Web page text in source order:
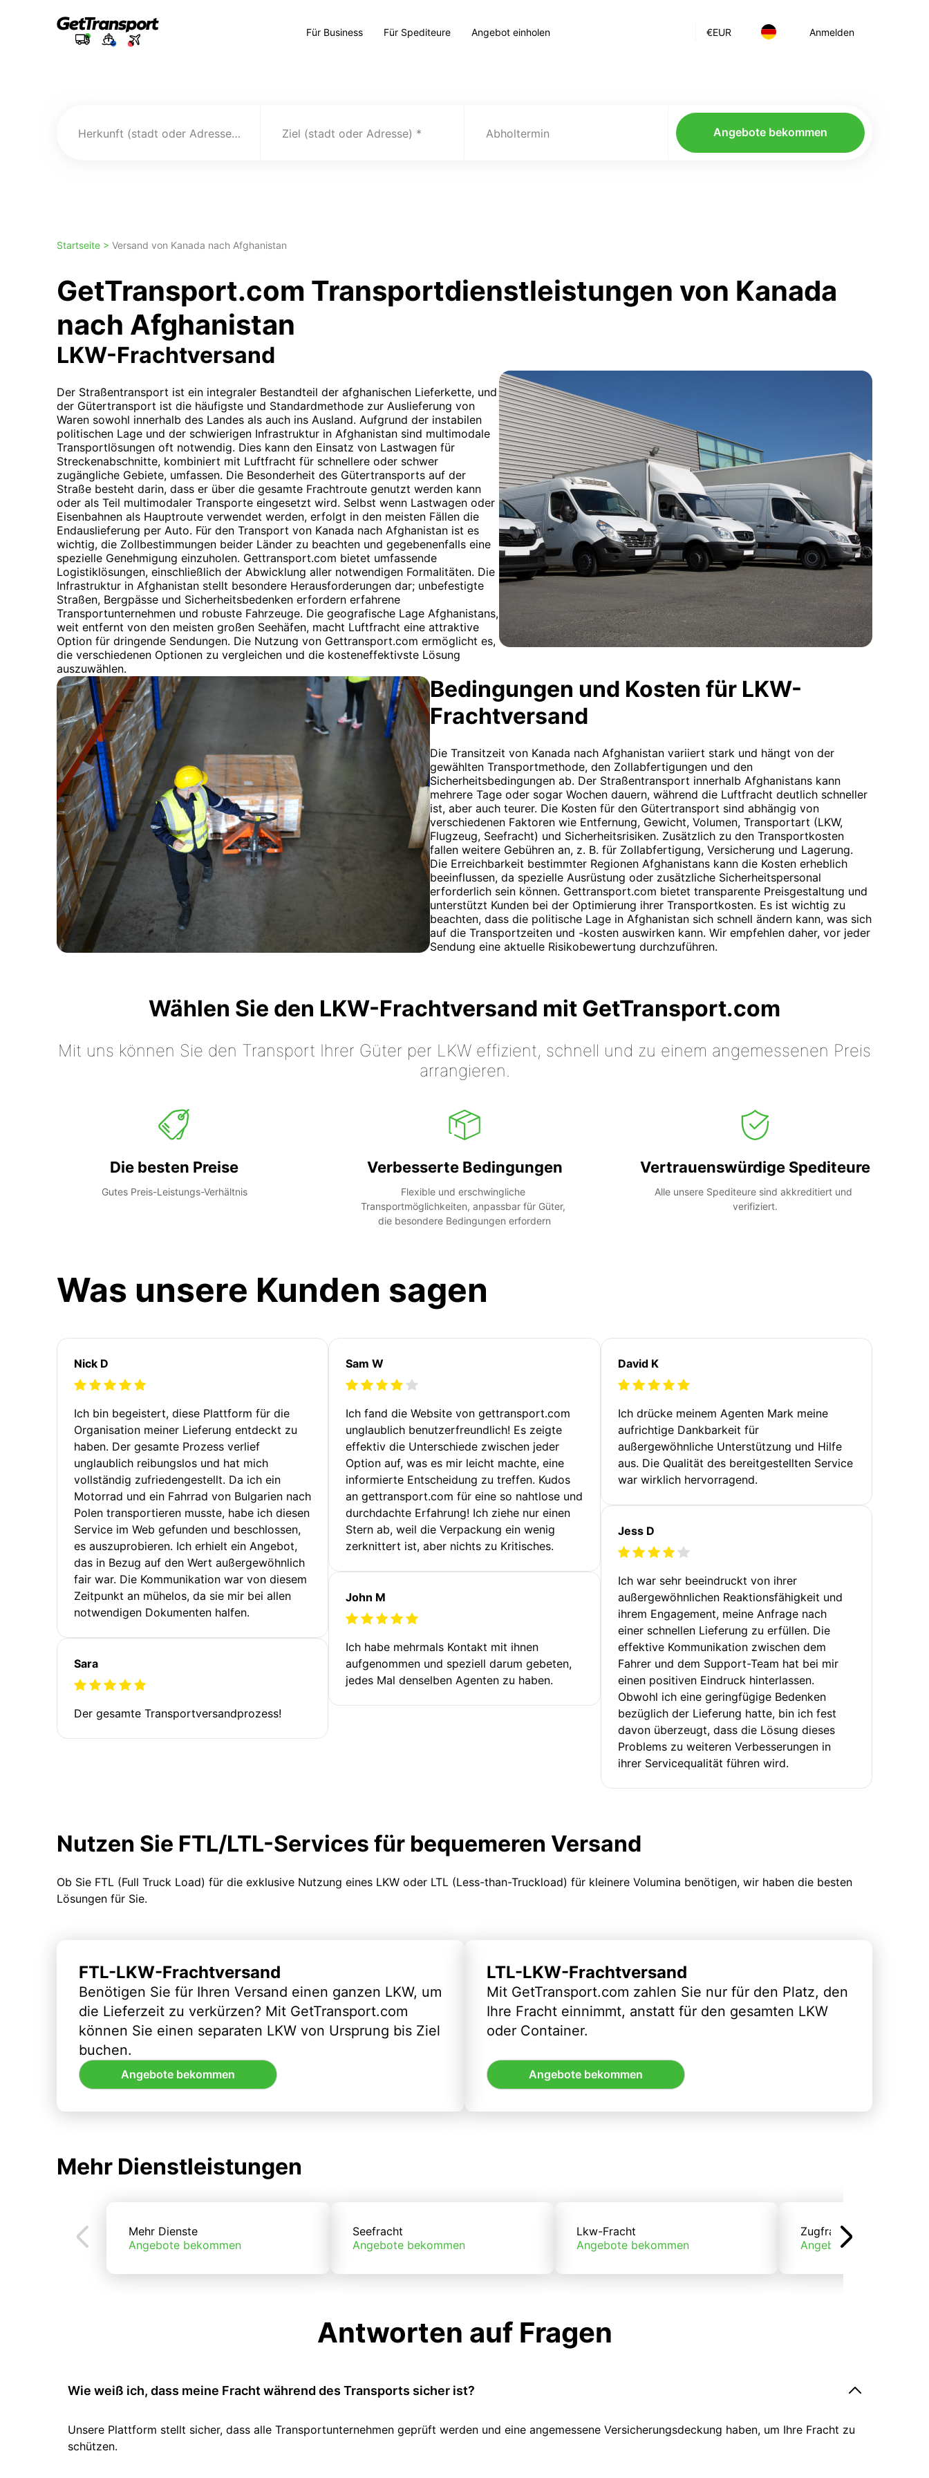
€EUR Anmelden
Für Business Für Spediteure Angebot einholen
Herkunft (stadt oder Adresse) Ziel (stadt oder Adresse) Abholtermin Angebote bekommen
Startseite > Versand von Kanada nach Afghanistan
GetTransport.com Transportdienstleistungen von Kanada
nach Afghanistan
LKW-Frachtversand
Der Straßentransport ist ein integraler Bestandteil der afghanischen Lieferkette, und
der Gütertransport ist die häufigste und Standardmethode zur Auslieferung von
Waren sowohl innerhalb des Landes als auch ins Ausland. Aufgrund der instabilen
politischen Lage und der schwierigen Infrastruktur in Afghanistan sind multimodale
Transportlösungen oft notwendig. Dies kann den Einsatz von Lastwagen für
Streckenabschnitte, kombiniert mit Luftfracht für schnellere oder schwer
zugängliche Gebiete, umfassen. Die Besonderheit des Gütertransports auf der
Straße besteht darin, dass er über die gesamte Frachtroute genutzt werden kann
oder als Teil multimodaler Transporte eingesetzt wird. Selbst wenn Lastwagen oder
Eisenbahnen als Hauptroute verwendet werden, erfolgt in den meisten Fällen die
Endauslieferung per Auto. Für den Transport von Kanada nach Afghanistan ist es
wichtig, die Zollbestimmungen beider Länder zu beachten und gegebenenfalls eine
spezielle Genehmigung einzuholen. Gettransport.com bietet umfassende
Logistiklösungen, einschließlich der Abwicklung aller notwendigen Formalitäten. Die
Infrastruktur in Afghanistan stellt besondere Herausforderungen dar; unbefestigte
Straßen, Bergpässe und Sicherheitsbedenken erfordern erfahrene
Transportunternehmen und robuste Fahrzeuge. Die geografische Lage Afghanistans,
weit entfernt von den meisten großen Seehäfen, macht Luftfracht eine attraktive
Option für dringende Sendungen. Die Nutzung von Gettransport.com ermöglicht es,
die verschiedenen Optionen zu vergleichen und die kosteneffektivste Lösung
auszuwählen.
Bedingungen und Kosten für LKW-
Frachtversand
Die Transitzeit von Kanada nach Afghanistan variiert stark und hängt von der
gewählten Transportmethode, den Zollabfertigungen und den
Sicherheitsbedingungen ab. Der Straßentransport innerhalb Afghanistans kann
mehrere Tage oder sogar Wochen dauern, während die Luftfracht deutlich schneller
ist, aber auch teurer. Die Kosten für den Gütertransport sind abhängig von
verschiedenen Faktoren wie Entfernung, Gewicht, Volumen, Transportart (LKW,
Flugzeug, Seefracht) und Sicherheitsrisiken. Zusätzlich zu den Transportkosten
fallen weitere Gebühren an, z. B. für Zollabfertigung, Versicherung und Lagerung.
Die Erreichbarkeit bestimmter Regionen Afghanistans kann die Kosten erheblich
beeinflussen, da spezielle Ausrüstung oder zusätzliche Sicherheitspersonal
erforderlich sein können. Gettransport.com bietet transparente Preisgestaltung und
unterstützt Kunden bei der Optimierung ihrer Transportkosten. Es ist wichtig zu
beachten, dass die politische Lage in Afghanistan sich schnell ändern kann, was sich
auf die Transportzeiten und -kosten auswirken kann. Wir empfehlen daher, vor jeder
Sendung eine aktuelle Risikobewertung durchzuführen.
Wählen Sie den LKW-Frachtversand mit GetTransport.com
Mit uns können Sie den Transport Ihrer Güter per LKW effizient, schnell und zu einem angemessenen Preis
arrangieren.
Die besten Preise
Gutes Preis-Leistungs-Verhältnis
Verbesserte Bedingungen
Flexible und erschwingliche
Transportmöglichkeiten, anpassbar für Güter,
die besondere Bedingungen erfordern
Vertrauenswürdige Spediteure
Alle unsere Spediteure sind akkreditiert und
verifiziert.
Was unsere Kunden sagen
Nick D
Ich bin begeistert, diese Plattform für die
Organisation meiner Lieferung entdeckt zu
haben. Der gesamte Prozess verlief
unglaublich reibungslos und hat mich
vollständig zufriedengestellt. Da ich ein
Motorrad und ein Fahrrad von Bulgarien nach
Polen transportieren musste, habe ich diesen
Service im Web gefunden und beschlossen,
es auszuprobieren. Ich erhielt ein Angebot,
das in Bezug auf den Wert außergewöhnlich
fair war. Die Kommunikation war von diesem
Zeitpunkt an mühelos, da sie mir bei allen
notwendigen Dokumenten halfen.
Sara
Der gesamte Transportversandprozess!
Sam W
Ich fand die Website von gettransport.com
unglaublich benutzerfreundlich! Es zeigte
effektiv die Unterschiede zwischen jeder
Option auf, was es mir leicht machte, eine
informierte Entscheidung zu treffen. Kudos
an gettransport.com für eine so nahtlose und
durchdachte Erfahrung! Ich ziehe nur einen
Stern ab, weil die Verpackung ein wenig
zerknittert ist, aber nichts zu Kritisches.
John M
Ich habe mehrmals Kontakt mit ihnen
aufgenommen und speziell darum gebeten,
jedes Mal denselben Agenten zu haben.
David K
Ich drücke meinem Agenten Mark meine
aufrichtige Dankbarkeit für
außergewöhnliche Unterstützung und Hilfe
aus. Die Qualität des bereitgestellten Service
war wirklich hervorragend.
Jess D
Ich war sehr beeindruckt von ihrer
außergewöhnlichen Reaktionsfähigkeit und
ihrem Engagement, meine Anfrage nach
einer schnellen Lieferung zu erfüllen. Die
effektive Kommunikation zwischen dem
Fahrer und dem Support-Team hat bei mir
einen positiven Eindruck hinterlassen.
Obwohl ich eine geringfügige Bedenken
bezüglich der Lieferung hatte, bin ich fest
davon überzeugt, dass die Lösung dieses
Problems zu weiteren Verbesserungen in
ihrer Servicequalität führen wird.
Nutzen Sie FTL/LTL-Services für bequemeren Versand
Ob Sie FTL (Full Truck Load) für die exklusive Nutzung eines LKW oder LTL (Less-than-Truckload) für kleinere Volumina benötigen, wir haben die besten
Lösungen für Sie.
FTL-LKW-Frachtversand
Benötigen Sie für Ihren Versand einen ganzen LKW, um
die Lieferzeit zu verkürzen? Mit GetTransport.com
können Sie einen separaten LKW von Ursprung bis Ziel
buchen.
Angebote bekommen
LTL-LKW-Frachtversand
Mit GetTransport.com zahlen Sie nur für den Platz, den
Ihre Fracht einnimmt, anstatt für den gesamten LKW
oder Container.
Angebote bekommen
Mehr Dienstleistungen
Mehr Dienste
Angebote bekommen
Seefracht
Angebote bekommen
Lkw-Fracht
Angebote bekommen
Zugfracht
Angebote bekommen
Antworten auf Fragen
Wie weiß ich, dass meine Fracht während des Transports sicher ist?
Unsere Plattform stellt sicher, dass alle Transportunternehmen geprüft werden und eine angemessene Versicherungsdeckung haben, um Ihre Fracht zu
schützen.